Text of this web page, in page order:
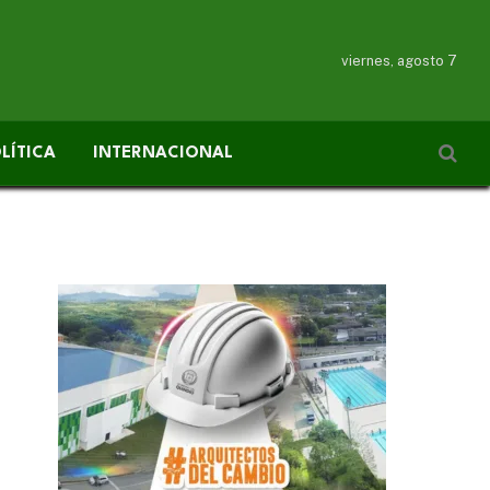
viernes, agosto 7
INTERNACIONAL